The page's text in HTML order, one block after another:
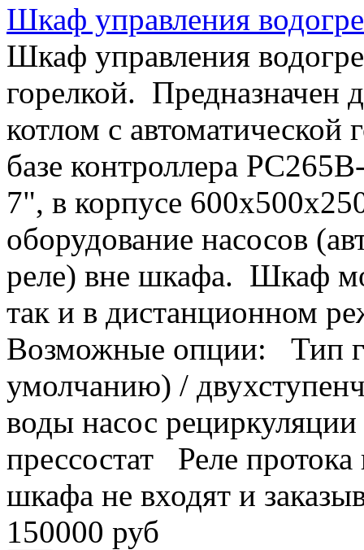
Шкаф управления
Шкаф управления
горелкой. Предназначен
котлом с
базе контроллера
7", в корпусе
оборудование насосов
реле) вне шкафа. Шкаф
так и в дистанционном
Возможные опции: Тип
умолчанию) /
воды насос
прессостат Реле
шкафа не входят и
150000 руб